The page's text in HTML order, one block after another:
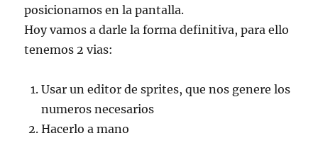
posicionamos en la pantalla.
Hoy vamos a darle la forma definitiva, para ello
tenemos 2 vias:
Usar un editor de sprites, que nos genere los
numeros necesarios
Hacerlo a mano